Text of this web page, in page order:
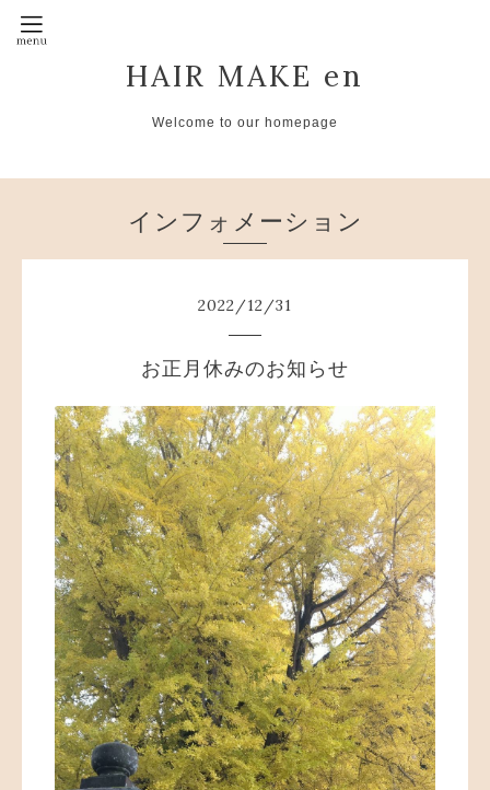
HAIR MAKE en
Welcome to our homepage
インフォメーション
2022/12/31
お正月休みのお知らせ